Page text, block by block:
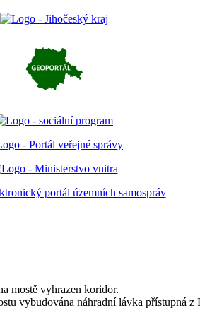
mostě vyhrazen koridor.
vybudována náhradní lávka přístupná